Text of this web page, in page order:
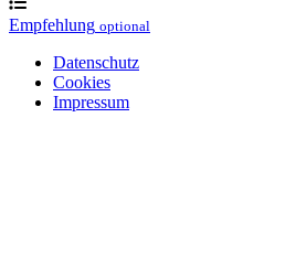
Empfehlung optional
Datenschutz
Cookies
Impressum